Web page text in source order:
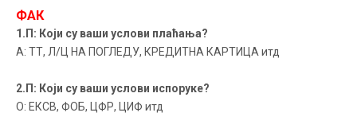
ФАК
1.П: Који су ваши услови плаћања?
А: ТТ, Л/Ц НА ПОГЛЕДУ, КРЕДИТНА КАРТИЦА итд
2.П: Који су ваши услови испоруке?
О: ЕКСВ, ФОБ, ЦФР, ЦИФ итд